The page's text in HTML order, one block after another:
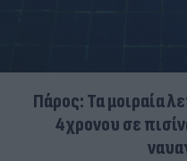
Πάρος: Τα μοιραία
4χρονου σε